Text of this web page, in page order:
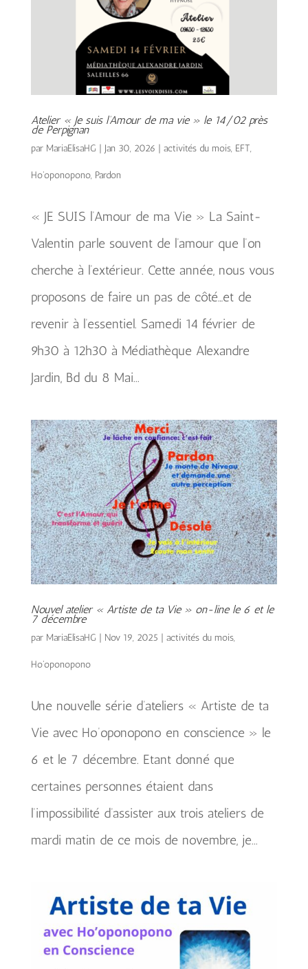
Atelier « Je suis l’Amour de ma vie » le 14/02 près
de Perpignan
par MariaElisaHG | Jan 30, 2026 | activités du mois, EFT,
Ho'oponopono, Pardon
« JE SUIS l’Amour de ma Vie » La Saint-
Valentin parle souvent de l’amour que l’on
cherche à l’extérieur. Cette année, nous vous
proposons de faire un pas de côté…et de
revenir à l’essentiel. Samedi 14 février de
9h30 à 12h30 à Médiathèque Alexandre
Jardin, Bd du 8 Mai...
Nouvel atelier « Artiste de ta Vie » on-line le 6 et le
7 décembre
par MariaElisaHG | Nov 19, 2025 | activités du mois,
Ho'oponopono
Une nouvelle série d’ateliers « Artiste de ta
Vie avec Ho’oponopono en conscience » le
6 et le 7 décembre. Etant donné que
certaines personnes étaient dans
l’impossibilité d’assister aux trois ateliers de
mardi matin de ce mois de novembre, je...